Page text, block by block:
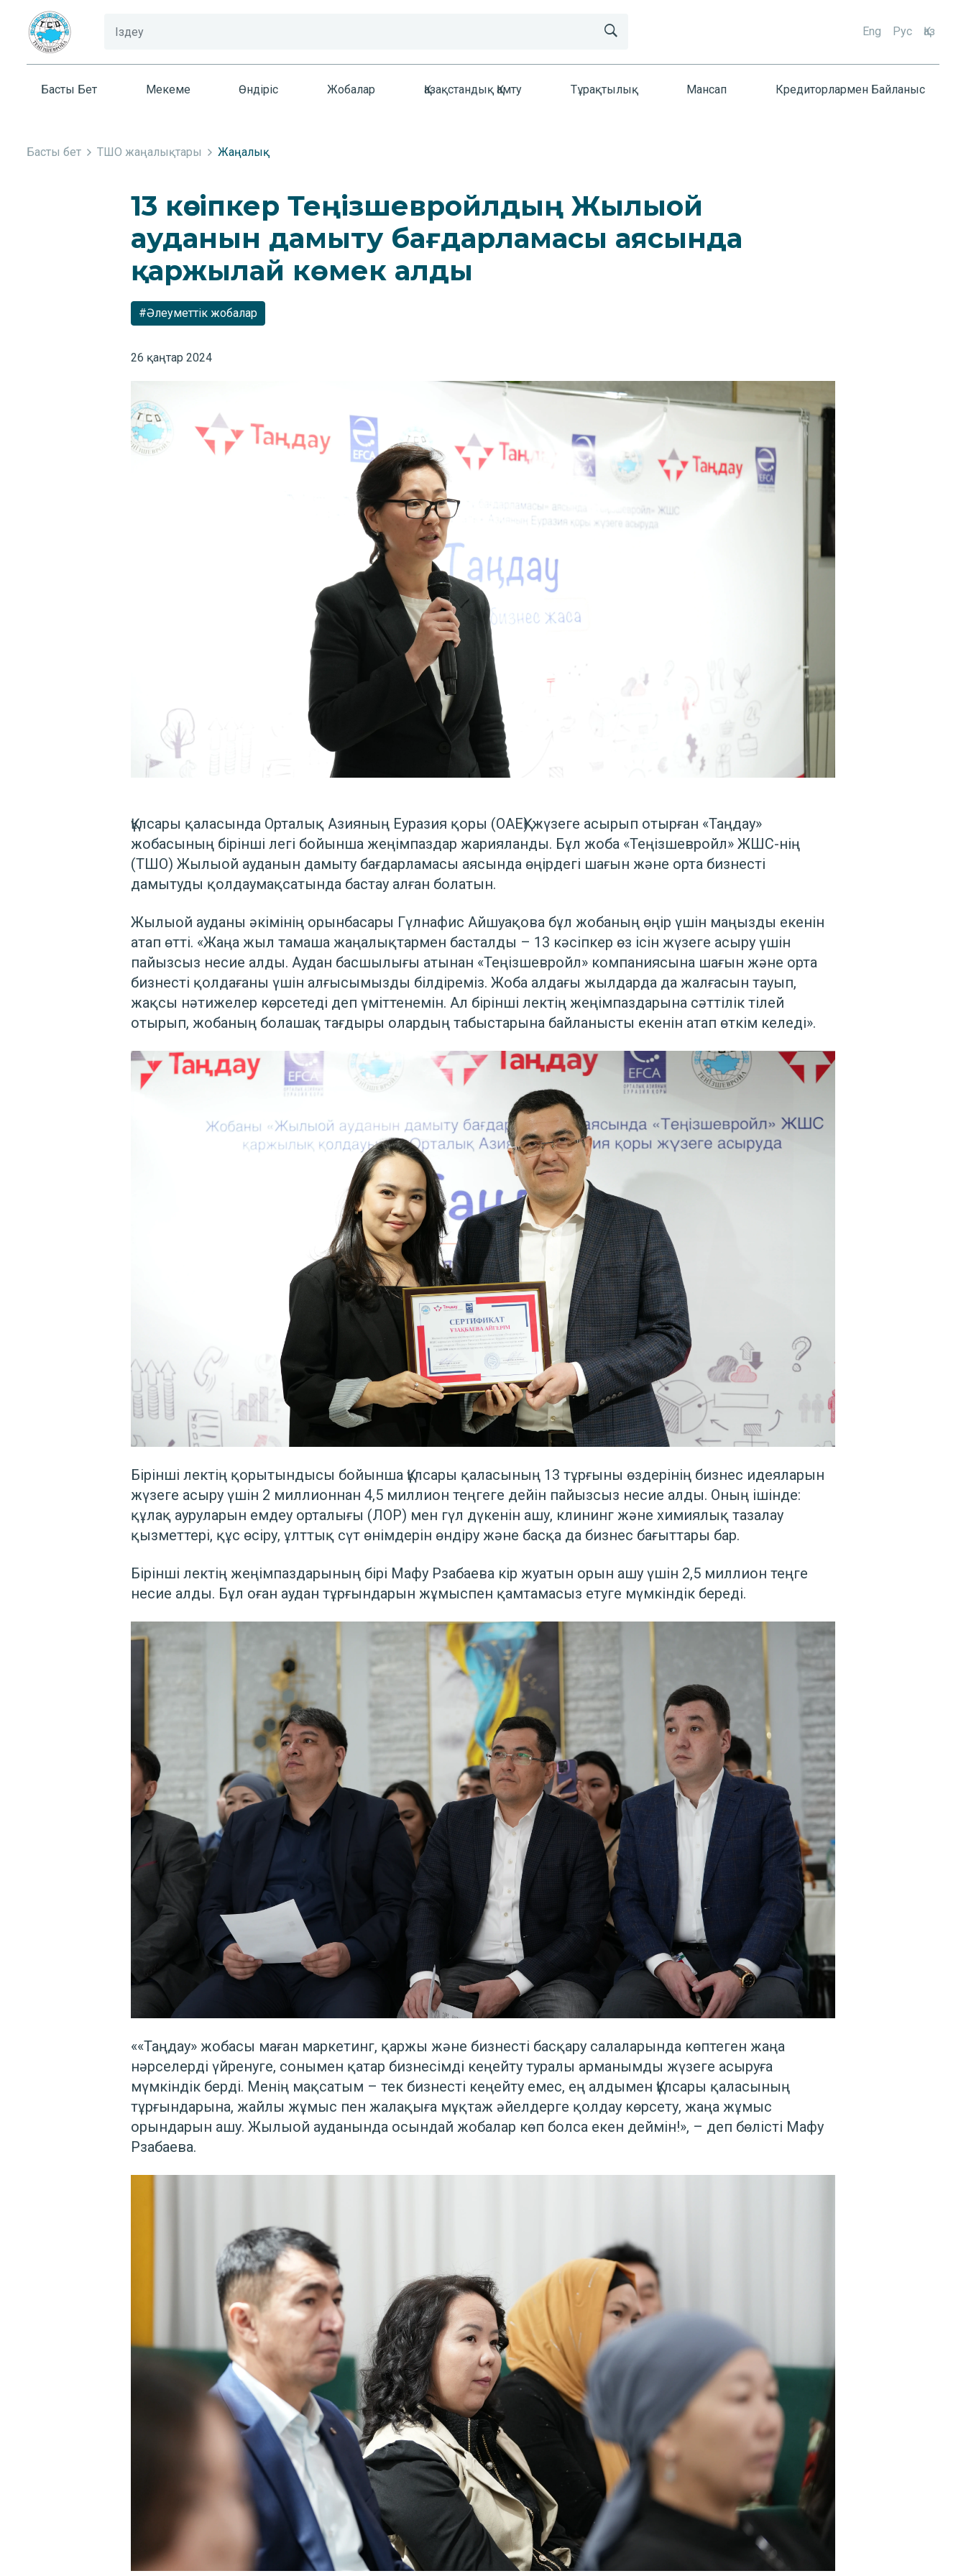
Eng Рус Қаз
Басты Бет Мекеме Өндіріс Жобалар Қазақстандық Қамту Тұрақтылық Мансап Кредиторлармен Байланыс
Басты бет ТШО жаңалықтары Жаңалық
13 кәсіпкер Теңізшевройлдың Жылыой
ауданын дамыту бағдарламасы аясында
қаржылай көмек алды
#Әлеуметтік жобалар
26 қаңтар 2024
Құлсары қаласында Орталық Азияның Еуразия қоры (ОАЕҚ) жүзеге асырып отырған «Таңдау»
жобасының бірінші легі бойынша жеңімпаздар жарияланды. Бұл жоба «Теңізшевройл» ЖШС-нің
(ТШО) Жылыой ауданын дамыту бағдарламасы аясында өңірдегі шағын және орта бизнесті
дамытуды қолдаумақсатында бастау алған болатын.
Жылыой ауданы әкімінің орынбасары Гүлнафис Айшуақова бұл жобаның өңір үшін маңызды екенін
атап өтті. «Жаңа жыл тамаша жаңалықтармен басталды – 13 кәсіпкер өз ісін жүзеге асыру үшін
пайызсыз несие алды. Аудан басшылығы атынан «Теңізшевройл» компаниясына шағын және орта
бизнесті қолдағаны үшін алғысымызды білдіреміз. Жоба алдағы жылдарда да жалғасын тауып,
жақсы нәтижелер көрсетеді деп үміттенемін. Ал бірінші лектің жеңімпаздарына сәттілік тілей
отырып, жобаның болашақ тағдыры олардың табыстарына байланысты екенін атап өткім келеді».
Бірінші лектің қорытындысы бойынша Құлсары қаласының 13 тұрғыны өздерінің бизнес идеяларын
жүзеге асыру үшін 2 миллионнан 4,5 миллион теңгеге дейін пайызсыз несие алды. Оның ішінде:
құлақ ауруларын емдеу орталығы (ЛОР) мен гүл дүкенін ашу, клининг және химиялық тазалау
қызметтері, құс өсіру, ұлттық сүт өнімдерін өндіру және басқа да бизнес бағыттары бар.
Бірінші лектің жеңімпаздарының бірі Мафу Рзабаева кір жуатын орын ашу үшін 2,5 миллион теңге
несие алды. Бұл оған аудан тұрғындарын жұмыспен қамтамасыз етуге мүмкіндік береді.
««Таңдау» жобасы маған маркетинг, қаржы және бизнесті басқару салаларында көптеген жаңа
нәрселерді үйренуге, сонымен қатар бизнесімді кеңейту туралы арманымды жүзеге асыруға
мүмкіндік берді. Менің мақсатым – тек бизнесті кеңейту емес, ең алдымен Құлсары қаласының
тұрғындарына, жайлы жұмыс пен жалақыға мұқтаж әйелдерге қолдау көрсету, жаңа жұмыс
орындарын ашу. Жылыой ауданында осындай жобалар көп болса екен деймін!», – деп бөлісті Мафу
Рзабаева.